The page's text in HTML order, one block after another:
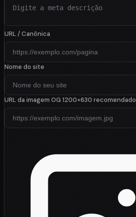
URL / Canônica
Nome do site
URL da imagem OG 1200×630 recomendado